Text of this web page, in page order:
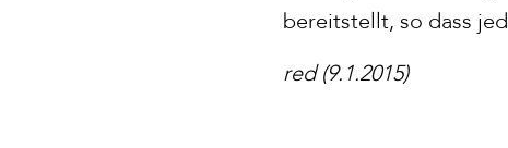
bereitstellt, so dass
red (9.1.2015)